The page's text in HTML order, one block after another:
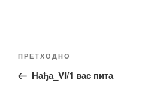
Кретање
Претходни
чланак
ПРЕТХОДНО
Нађа_VI/1 вас пита